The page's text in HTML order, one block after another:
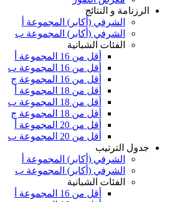
الرزنامة و النتائج
الشرفي (أكابر) المجموعة أ
الشرفي (أكابر) المجموعة ب
الفئات الشبانية
أقل من 16 المجموعة أ
أقل من 16 المجموعة ب
أقل من 16 المجموعة ج
أقل من 18 المجموعة أ
أقل من 18 المجموعة ب
أقل من 18 المجموعة ج
أقل من 20 المجموعة أ
أقل من 20 المجموعة ب
جدول الترتيب
الشرفي (أكابر) المجموعة أ
الشرفي (أكابر) المجموعة ب
الفئات الشبانية
أقل من 16 المجموعة أ